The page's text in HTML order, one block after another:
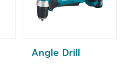
Angle Drill